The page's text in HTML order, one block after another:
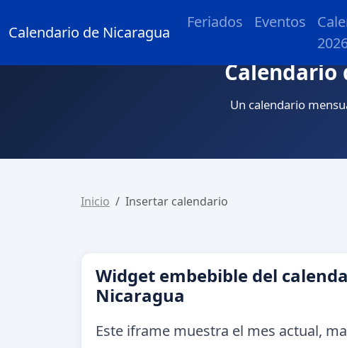
Calendario de Nicaragua
Feriados Eventos
Calendario
Un calendario
Inicio Insertar calendario
Widget embebible del
Nicaragua
Este iframe muestra el mes actual,